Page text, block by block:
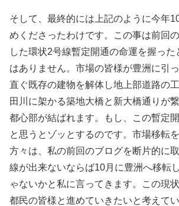
そして、最終的には上記のように今年
めくださったわけです。この事は前回
した環状2号線暫定開通の命運を握っ
はありません。市場の皆様が豊洲に引
直ぐ既存の建物を解体し地上部道路の
田川に架かる築地大橋と新大橋通りが
都心部が結ばれます。もし、この暫定
と思うとゾッとするのです。市場移転
方々は、私の前回のブログを断片的に
線が出来ないならば10月に豊洲へ移転
ゃないかと私に言ってきます。この現
都民の皆様と進めていきたいと考えてい